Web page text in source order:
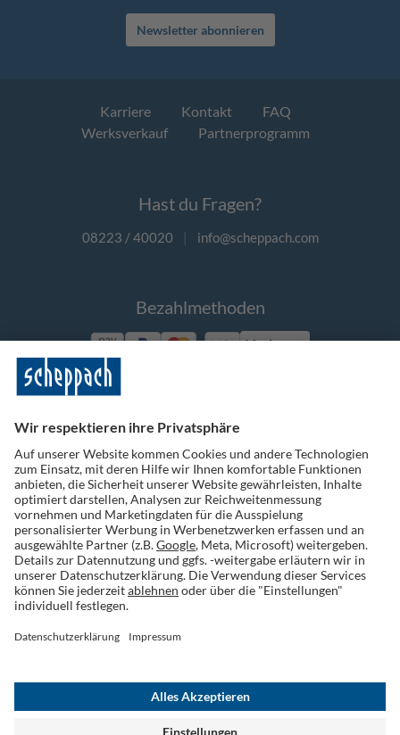
Newsletter abonnieren
Karriere Kontakt
FAQ
Werksverkauf
Partnerprogramm
Hast du Fragen?
08223 / 40020 | info@scheppach.com
Bezahlmethoden
Vorkasse
Folge uns auf Social Media
Widerruf einreichen